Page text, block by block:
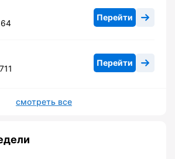
Перейти
Перейти
смотреть все